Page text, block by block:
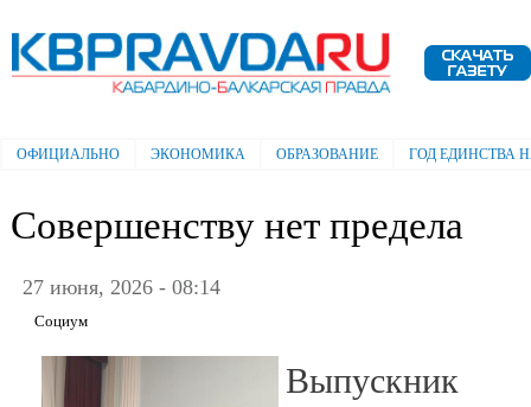
Электронная газета "Кабардино-
Балкарская правда"
Главное меню
ОФИЦИАЛЬНО ЭКОНОМИКА ОБРАЗОВАНИЕ ГОД ЕДИНСТВА
Совершенству нет предела
27 июня, 2026 - 08:14
Социум
Выпускник